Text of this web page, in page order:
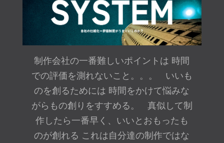
制作会社の一番難しいポイントは 時間
での評価を測れないこと。。。 いいも
のを創るためには 時間をかけて悩みな
がらもの創りをすすめる。 真似して制
作したら一番早く、いいとおもったも
のが創れる これは自分達の制作ではな